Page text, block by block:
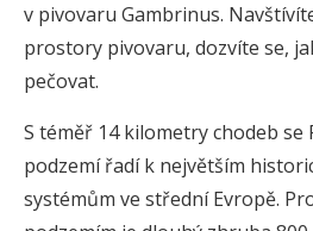
v pivovaru Gambrinus.
prostory pivovaru, dozvíte se,
pečovat.
S téměř 14 kilometry chodeb se
podzemí řadí k největším
systémům ve střední Evropě.